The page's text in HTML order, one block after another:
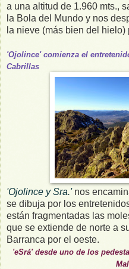
a una altitud de 1.960 mts.,
la Bola del Mundo y nos
la nieve (más bien del
'Ojolince' comienza el
Cabrillas
'Ojolince y Sra.'nos
se dibuja por los
están fragmentadas las
que se extiende de norte a
Barranca por el oeste.
'eSrá' desde uno de los